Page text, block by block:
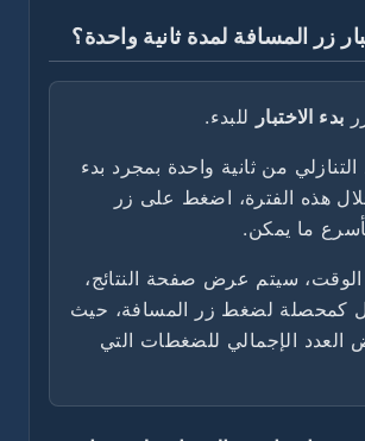
زر المسافة لمدة ثانية واحدة؟
بدء الاختبار للبدء.
التنازلي من ثانية واحدة بمجرد بدء
هذه الفترة، اضغط على زر
ما يمكن.
الوقت، سيتم عرض صفحة النتائج،
كمحصلة لضغط زر المسافة، حيث
الإجمالي للضغطات التي